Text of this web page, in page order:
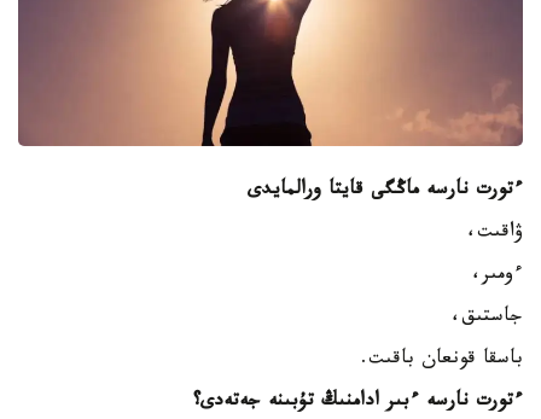
ءتورت نارسە ماڭگى قايتا ورالمايدى
ۋاقىت،
ءومىر،
جاستىق،
باسقا قونعان باقىت.
ءتورت نارسە ءبىر ادامنىڭ تۇبىنە جەتەدى؟